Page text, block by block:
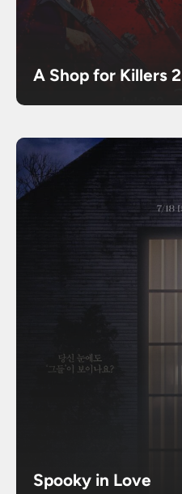
A Shop for Killers 2
Spooky in Love